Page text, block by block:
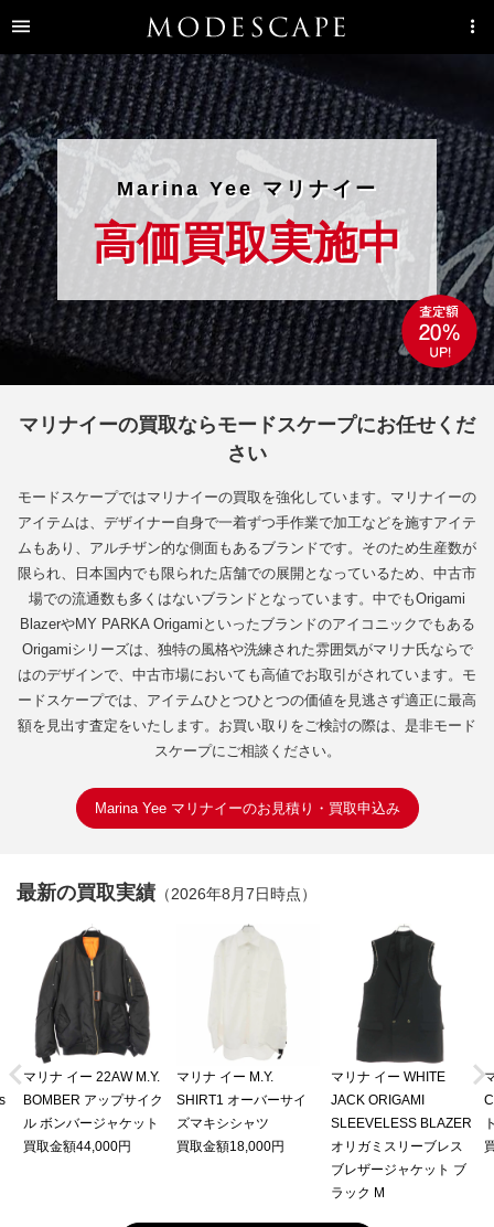
Marina Yee マリナイー
高価買取実施中
マリナイーの買取ならモードスケープにお任せくだ
さい
モードスケープではマリナイーの買取を強化しています。マリナイーの
アイテムは、デザイナー自身で一着ずつ手作業で加工などを施すアイテ
ムもあり、アルチザン的な側面もあるブランドです。そのため生産数が
限られ、日本国内でも限られた店舗での展開となっているため、中古市
場での流通数も多くはないブランドとなっています。中でもOrigami
BlazerやMY PARKA Origamiといったブランドのアイコニックでもある
Origamiシリーズは、独特の風格や洗練された雰囲気がマリナ氏ならで
はのデザインで、中古市場においても高値でお取引がされています。モ
ードスケープでは、アイテムひとつひとつの価値を見逃さず適正に最高
額を見出す査定をいたします。お買い取りをご検討の際は、是非モード
スケープにご相談ください。
Marina Yee マリナイーのお見積り・買取申込み
最新の買取実績 （2026年8月7日時点）
マリナ イー 22AW M.Y.
BOMBER アップサイク
ル ボンバージャケット
買取金額44,000円
マリナ イー M.Y.
SHIRT1 オーバーサイ
ズマキシシャツ
買取金額18,000円
マリナ イー WHITE
JACK ORIGAMI
SLEEVELESS BLAZER
オリガミスリーブレス
ブレザージャケット ブ
ラック M
 